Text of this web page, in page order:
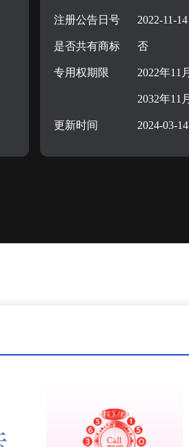
注册公告日号 2022-11-14
是否共有商标 否
专用权期限 2022年11
2032年11
更新时间 2024-03-14